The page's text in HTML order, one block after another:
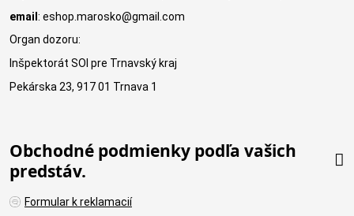
email : eshop.marosko@gmail.com
Organ dozoru:
Inšpektorát SOI pre Trnavský kraj
Pekárska 23, 917 01 Trnava 1
Obchodné podmienky podľa vašich
predstáv.
Formular k reklamacií